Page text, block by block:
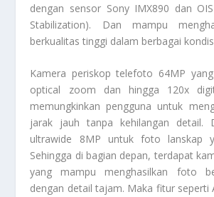
dengan sensor Sony IMX890 dan
Stabilization). Dan mampu
berkualitas tinggi dalam berbagai
Kamera periskop telefoto 64MP
optical zoom dan hingga 120x
memungkinkan pengguna untuk
jarak jauh tanpa kehilangan detail.
ultrawide 8MP untuk foto lanskap
Sehingga di bagian depan, terdapat
yang mampu menghasilkan foto
dengan detail tajam. Maka fitur seperti